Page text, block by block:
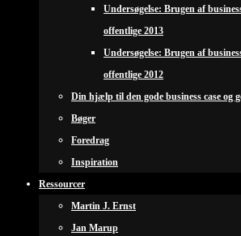
Undersøgelse: Brugen af
offentlige 2013
Undersøgelse: Brugen af
offentlige 2012
Din hjælp til den gode business case og
Bøger
Foredrag
Inspiration
Ressourcer
Martin J. Ernst
Jan Marup